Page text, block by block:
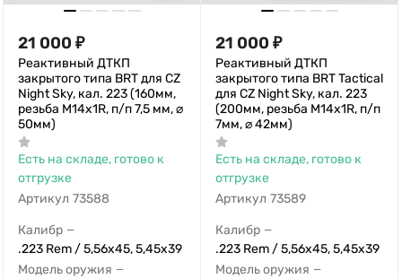
21 000 ₽
Реактивный ДТКП
закрытого типа BRT для CZ
Night Sky, кал. 223 (160мм,
резьба М14х1R, п/п 7,5 мм, ⌀
50мм)
Есть на складе, готово к
отгрузке
Артикул 73588
Калибр —
.223 Rem / 5,56x45, 5,45х39
Модель оружия —
21 000 ₽
Реактивный ДТКП
закрытого типа BRT Tactical
для CZ Night Sky, кал. 223
(200мм, резьба М14х1R, п/п
7мм, ⌀ 42мм)
Есть на складе, готово к
отгрузке
Артикул 73589
Калибр —
.223 Rem / 5,56x45, 5,45х39
Модель оружия —